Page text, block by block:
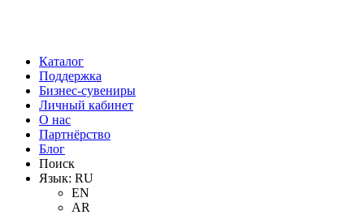
Каталог
Поддержка
Бизнес-сувениры
Личный кабинет
О нас
Партнёрство
Блог
Поиск
Язык: RU
EN
AR